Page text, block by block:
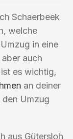
Schaerbeek
welche
in eine
auch
es wichtig,
an deiner
Umzug
aus Gütersloh